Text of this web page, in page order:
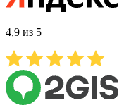
4,9 из 5